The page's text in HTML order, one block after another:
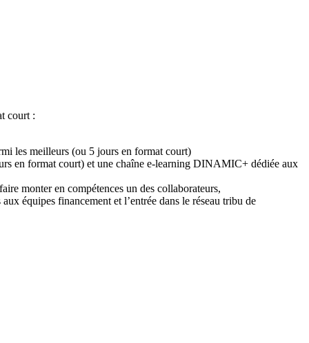
court :
les meilleurs (ou 5 jours en format court)
en format court) et une chaîne e-learning DINAMIC+ dédiée aux
monter en compétences un des collaborateurs,
équipes financement et l’entrée dans le réseau tribu de